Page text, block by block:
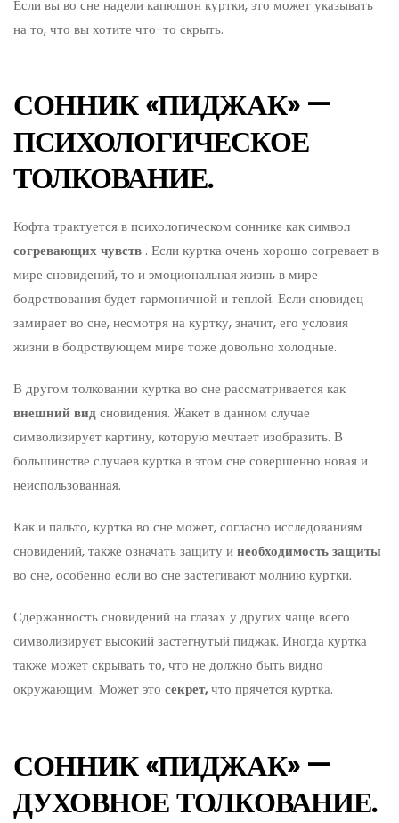
Если вы во сне надели капюшон куртки, это может указывать
на то, что вы хотите что-то скрыть.
СОННИК «ПИДЖАК» —
ПСИХОЛОГИЧЕСКОЕ
ТОЛКОВАНИЕ.
Кофта трактуется в психологическом соннике как символ
согревающихчувств . Если куртка очень хорошо согревает в
мире сновидений, то и эмоциональная жизнь в мире
бодрствования будет гармоничной и теплой. Если сновидец
замирает во сне, несмотря на куртку, значит, его условия
жизни в бодрствующем мире тоже довольно холодные.
В другом толковании куртка во сне рассматривается как
внешний видсновидения. Жакет в данном случае
символизирует картину, которую мечтает изобразить. В
большинстве случаев куртка в этом сне совершенно новая и
неиспользованная.
Как и пальто, куртка во сне может, согласно исследованиям
сновидений, также означать защиту инеобходимостьзащиты
во сне, особенно если во сне застегивают молнию куртки.
Сдержанность сновидений на глазах у других чаще всего
символизирует высокий застегнутый пиджак. Иногда куртка
также может скрывать то, что не должно быть видно
окружающим. Может это секрет,что прячется куртка.
СОННИК «ПИДЖАК» —
ДУХОВНОЕ ТОЛКОВАНИЕ.